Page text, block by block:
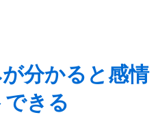
分かると感情
きる